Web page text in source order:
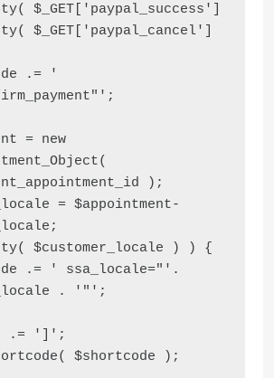
$_GET['paypal_success']
$_GET['paypal_cancel']
= new
);
= $appointment-
$customer_locale ) ) {
. '"';
.= ']';